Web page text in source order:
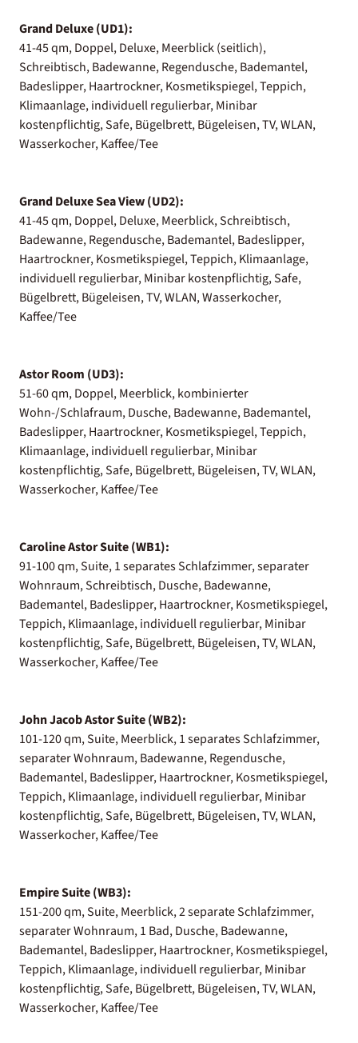
Grand Deluxe (UD1):
41-45 qm, Doppel, Deluxe, Meerblick (seitlich),
Schreibtisch, Badewanne, Regendusche, Bademantel,
Badeslipper, Haartrockner, Kosmetikspiegel, Teppich,
Klimaanlage, individuell regulierbar, Minibar
kostenpflichtig, Safe, Bügelbrett, Bügeleisen, TV, WLAN,
Wasserkocher, Kaffee/Tee
Grand Deluxe Sea View (UD2):
41-45 qm, Doppel, Deluxe, Meerblick, Schreibtisch,
Badewanne, Regendusche, Bademantel, Badeslipper,
Haartrockner, Kosmetikspiegel, Teppich, Klimaanlage,
individuell regulierbar, Minibar kostenpflichtig, Safe,
Bügelbrett, Bügeleisen, TV, WLAN, Wasserkocher,
Kaffee/Tee
Astor Room (UD3):
51-60 qm, Doppel, Meerblick, kombinierter
Wohn-/Schlafraum, Dusche, Badewanne, Bademantel,
Badeslipper, Haartrockner, Kosmetikspiegel, Teppich,
Klimaanlage, individuell regulierbar, Minibar
kostenpflichtig, Safe, Bügelbrett, Bügeleisen, TV, WLAN,
Wasserkocher, Kaffee/Tee
Caroline Astor Suite (WB1):
91-100 qm, Suite, 1 separates Schlafzimmer, separater
Wohnraum, Schreibtisch, Dusche, Badewanne,
Bademantel, Badeslipper, Haartrockner, Kosmetikspiegel,
Teppich, Klimaanlage, individuell regulierbar, Minibar
kostenpflichtig, Safe, Bügelbrett, Bügeleisen, TV, WLAN,
Wasserkocher, Kaffee/Tee
John Jacob Astor Suite (WB2):
101-120 qm, Suite, Meerblick, 1 separates Schlafzimmer,
separater Wohnraum, Badewanne, Regendusche,
Bademantel, Badeslipper, Haartrockner, Kosmetikspiegel,
Teppich, Klimaanlage, individuell regulierbar, Minibar
kostenpflichtig, Safe, Bügelbrett, Bügeleisen, TV, WLAN,
Wasserkocher, Kaffee/Tee
Empire Suite (WB3):
151-200 qm, Suite, Meerblick, 2 separate Schlafzimmer,
separater Wohnraum, 1 Bad, Dusche, Badewanne,
Bademantel, Badeslipper, Haartrockner, Kosmetikspiegel,
Teppich, Klimaanlage, individuell regulierbar, Minibar
kostenpflichtig, Safe, Bügelbrett, Bügeleisen, TV, WLAN,
Wasserkocher, Kaffee/Tee